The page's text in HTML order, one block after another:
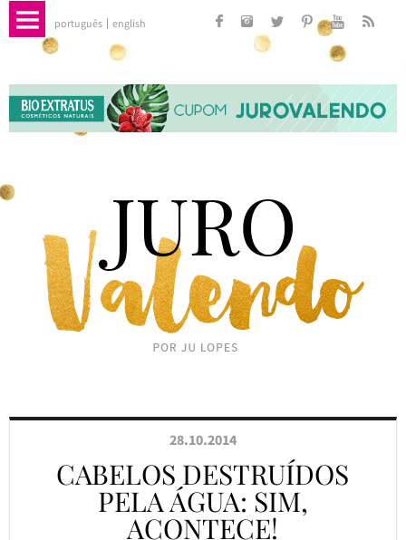
português english
28.10.2014
CABELOS DESTRUÍDOS
PELA ÁGUA: SIM,
ACONTECE!